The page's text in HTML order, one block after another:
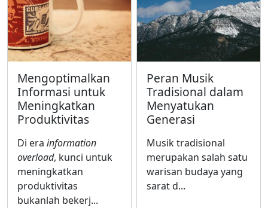
Mengoptimalkan
Informasi untuk
Meningkatkan
Produktivitas
Di era information
overload, kunci untuk
meningkatkan
produktivitas
bukanlah bekerj...
Peran Musik
Tradisional dalam
Menyatukan
Generasi
Musik tradisional
merupakan salah satu
warisan budaya yang
sarat d...